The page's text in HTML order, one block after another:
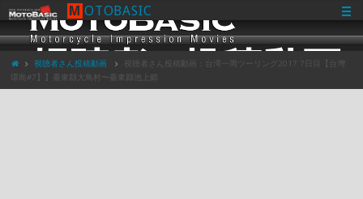
M OTOBASIC
視聴者さん投稿動画
視聴者さん投稿動画：台湾一周ツーリング2017 7日目【台灣
環島#7】】臺東縣大鳥村〜臺東縣池上郷